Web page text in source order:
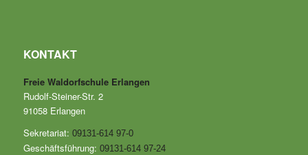
KONTAKT
Freie Waldorfschule Erlangen
Rudolf-Steiner-Str. 2
91058 Erlangen
Sekretariat: 09131-614 97-0
Geschäftsführung: 09131-614 97-24